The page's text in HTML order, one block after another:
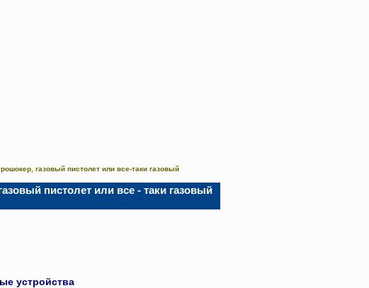
газовый пистолет или все-таки газовый
пистолет или все - таки газовый
устройства